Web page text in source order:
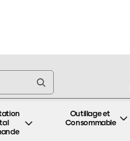
Outillage et
Consommable